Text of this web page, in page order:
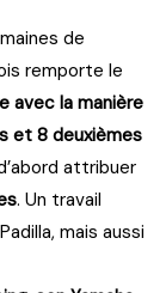
de
remporte le
avec la manière
et 8 deuxièmes
attribuer
. Un travail
mais aussi